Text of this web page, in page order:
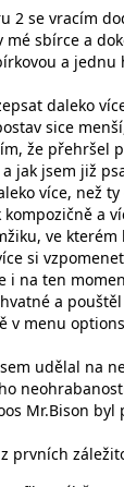
2 se vracím
mé sbírce a
a jednu
daleko
sice
že přehršel
jak jsem již
více, než
a
ve
si
i na ten
a
v menu
udělal na
Mr.Bison byl
prvních